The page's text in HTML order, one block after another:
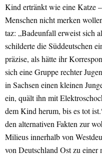
Kind ertränkt wie eine Katze
Menschen nicht merken
taz: „Badeunfall erweist sich
schilderte die Süddeutschen
präzise, als hätte ihr
sich eine Gruppe rechter
in Sachsen einen kleinen
ein, quält ihn mit
dem Kind herum, bis es tot
den alternativen Fakten zur
Milieus innerhalb von
von Deutschland Ost zu einer